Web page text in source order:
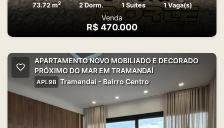
73.72 m2 2 Dorm. 1 Suites 1 Vaga(s)
Venda
R$ 470.000
APARTAMENTO NOVO MOBILIADO E DECORADO
PRÓXIMO DO MAR EM TRAMANDAÍ
APL98 Tramandaí - Bairro Centro